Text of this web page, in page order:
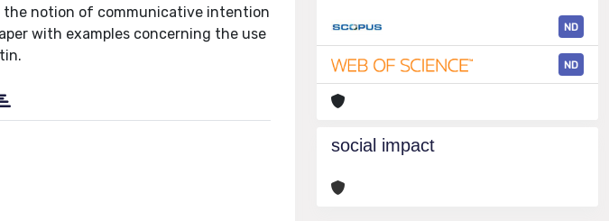
the notion of communicative intention
with examples concerning the use
ND
ND
social impact